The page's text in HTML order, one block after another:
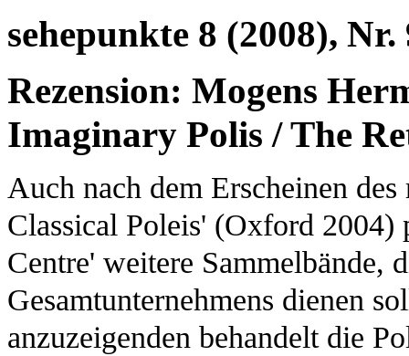
sehepunkte 8 (2008), Nr.
Rezension: Mogens
Imaginary Polis / The
Auch nach dem Erscheinen
Classical Poleis' (Oxford 2004)
Centre' weitere Sammelbände,
Gesamtunternehmens dienen
anzuzeigenden behandelt die